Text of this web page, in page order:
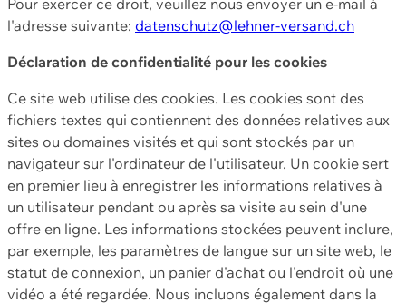
l'adresse suivante: datenschutz@lehner-versand.ch
Déclaration de confidentialité pour les cookies
Ce site web utilise des cookies. Les cookies sont des
fichiers textes qui contiennent des données relatives aux
sites ou domaines visités et qui sont stockés par un
navigateur sur l'ordinateur de l'utilisateur. Un cookie sert
en premier lieu à enregistrer les informations relatives à
un utilisateur pendant ou après sa visite au sein d'une
offre en ligne. Les informations stockées peuvent inclure,
par exemple, les paramètres de langue sur un site web, le
statut de connexion, un panier d'achat ou l'endroit où une
vidéo a été regardée. Nous incluons également dans la